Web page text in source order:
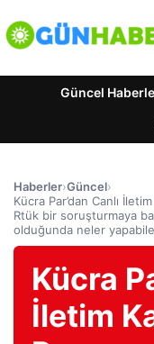
Güncel
Haberler›Güncel›
Kücra Par’dan Canlı
Rtük bir soruşturmaya
olduğunda neler
Kücra
İletim